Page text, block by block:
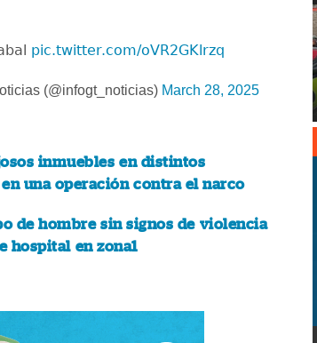
pic.twitter.com/oVR2GKlrzq
(@infogt_noticias) March 28, 2025
inmuebles en distintos
una operación contra el narco
de hombre sin signos de violencia
hospital en zona1